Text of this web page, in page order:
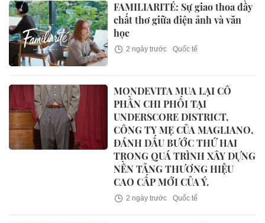
FAMILIARITÉ: Sự giao thoa đầy
chất thơ giữa điện ảnh và văn
học
2 ngày trước Quốc tế
MONDEVITA MUA LẠI CỔ
PHẦN CHI PHỐI TẠI
UNDERSCORE DISTRICT,
CÔNG TY MẸ CỦA MAGLIANO,
ĐÁNH DẤU BƯỚC THỨ HAI
TRONG QUÁ TRÌNH XÂY DỰNG
NỀN TẢNG THƯƠNG HIỆU
CAO CẤP MỚI CỦA Ý.
2 ngày trước Quốc tế